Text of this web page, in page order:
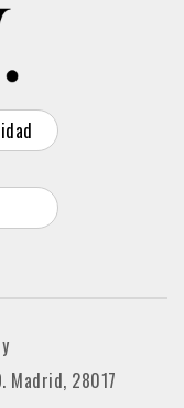
Madrid, 28017